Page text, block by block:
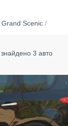
Grand Scenic /
знайдено 3 авто